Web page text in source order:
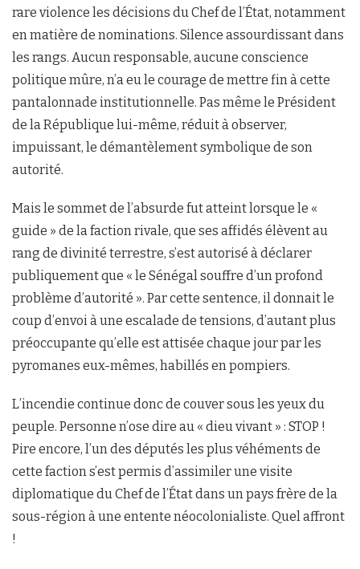
rare violence les décisions du Chef de l’État, notamment
en matière de nominations. Silence assourdissant dans
les rangs. Aucun responsable, aucune conscience
politique mûre, n’a eu le courage de mettre fin à cette
pantalonnade institutionnelle. Pas même le Président
de la République lui-même, réduit à observer,
impuissant, le démantèlement symbolique de son
autorité.
Mais le sommet de l’absurde fut atteint lorsque le «
guide » de la faction rivale, que ses affidés élèvent au
rang de divinité terrestre, s’est autorisé à déclarer
publiquement que « le Sénégal souffre d’un profond
problème d’autorité ». Par cette sentence, il donnait le
coup d’envoi à une escalade de tensions, d’autant plus
préoccupante qu’elle est attisée chaque jour par les
pyromanes eux-mêmes, habillés en pompiers.
L’incendie continue donc de couver sous les yeux du
peuple. Personne n’ose dire au « dieu vivant » : STOP !
Pire encore, l’un des députés les plus véhéments de
cette faction s’est permis d’assimiler une visite
diplomatique du Chef de l’État dans un pays frère de la
sous-région à une entente néocolonialiste. Quel affront
!